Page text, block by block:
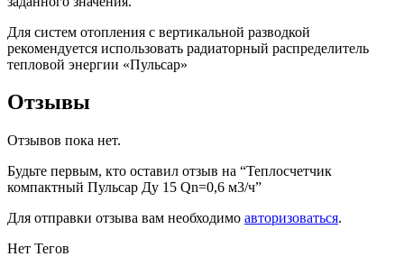
Для систем отопления с вертикальной разводкой
рекомендуется использовать радиаторный распределитель
тепловой энергии «Пульсар»
Отзывы
Отзывов пока нет.
Будьте первым, кто оставил отзыв на “Теплосчетчик
компактный Пульсар Ду 15 Qn=0,6 м3/ч”
Для отправки отзыва вам необходимо авторизоваться.
Нет Тегов